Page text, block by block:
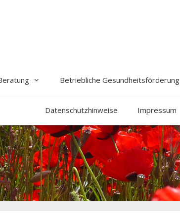
Betriebliche Gesundheitsförderung
Datenschutzhinweise Impressum